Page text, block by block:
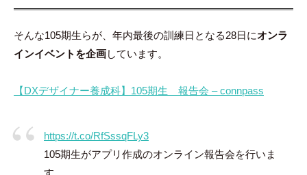
そんな105期生らが、年内最後の訓練日となる28日にオンラ
インイベントを企画しています。
【DXデザイナー養成科】105期生 報告会 – connpass
https://t.co/RfSssqFLy3
105期生がアプリ作成のオンライン報告会を行いま